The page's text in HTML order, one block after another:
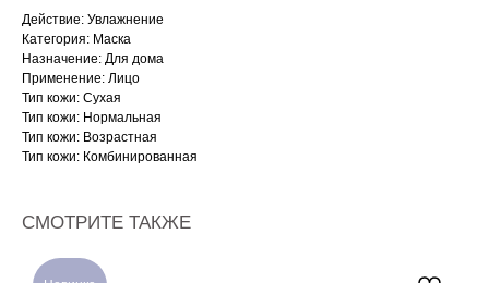
Действие: Увлажнение
Категория: Маска
Назначение: Для дома
Применение: Лицо
Тип кожи: Сухая
Тип кожи: Нормальная
Тип кожи: Возрастная
Тип кожи: Комбинированная
СМОТРИТЕ ТАКЖЕ